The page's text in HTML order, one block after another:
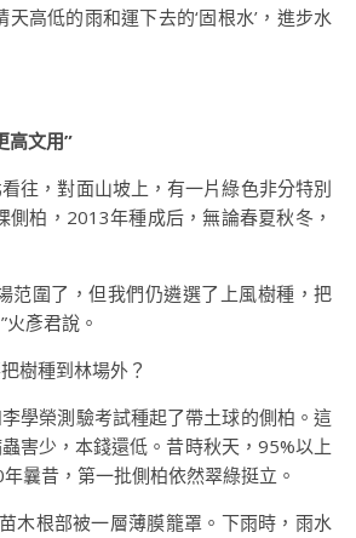
天高低的雨和運下去的‘固根水’，進步水
高文用”
往，對面山坡上，有一片綠色非分特別
柏，2013年種成后，無論春夏秋冬，
范圍了，但我們仍遴選了上風樹種，把
彥君說。
樹種到林場外？
學榮測驗考試種起了帶土球的側柏。這
害少，本錢還低。昔時秋天，95%以上
曩昔，第一批側柏依然翠綠挺立。
木根部被一層薄膜籠罩。下雨時，雨水